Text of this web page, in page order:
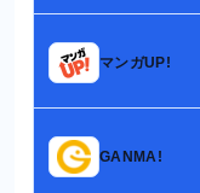
マンガUP!
GANMA!